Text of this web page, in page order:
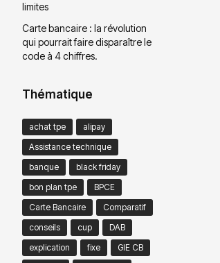
limites
Carte bancaire : la révolution
qui pourrait faire disparaître le
code à 4 chiffres.
Thématique
achat tpe
alipay
Assistance technique
banque
black friday
bon plan tpe
BPCE
Carte Bancaire
Comparatif
conseils
cup
DAB
explication
fixe
GIE CB